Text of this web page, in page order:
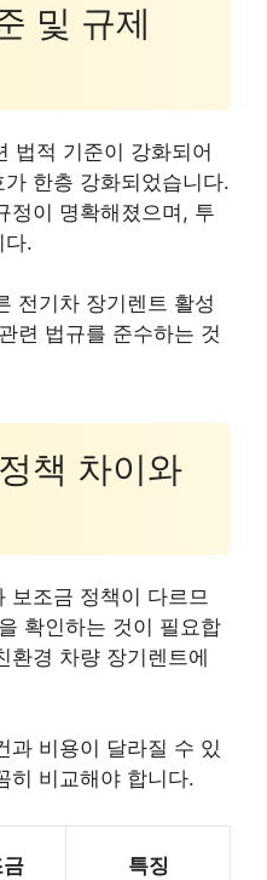
및 규제
법적 기준이 강화되어
한층 강화되었습니다.
정이 명확해졌으며, 투
다.
전기차 장기렌트 활성
련 법규를 준수하는 것
책 차이와
보조금 정책이 다르므
확인하는 것이 필요합
환경 차량 장기렌트에
과 비용이 달라질 수 있
히 비교해야 합니다.
특징